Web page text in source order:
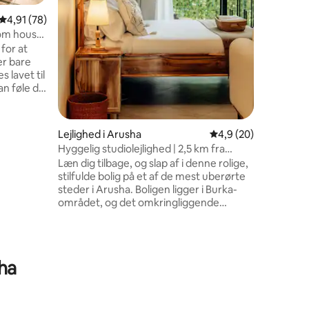
omtalerud af 5 i gennemsnitlig bedømmelse, 78 omtaler
4,91 (78)
house
for at
bare
lavet til
føle dig
Lejlighed i Arusha 4,9 ud af 5 i
4,9 (20)
Hyggelig studiolejlighed | 2,5 km fra
Arusha Lufthavn
Læn dig tilbage, og slap af i denne rolige,
stilfulde bolig på et af de mest uberørte
steder i Arusha. Boligen ligger i Burka-
området, og det omkringliggende